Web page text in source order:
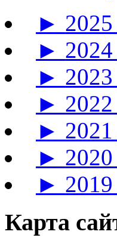
► 2025
► 2024
► 2023
► 2022
► 2021
► 2020
► 2019
Карта